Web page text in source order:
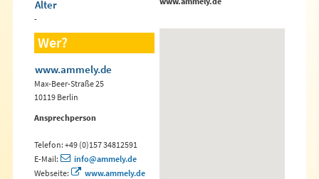
Alter
-
Wer?
www.ammely.de
Max-Beer-Straße 25
10119 Berlin
Ansprechperson
Telefon: +49 (0)157 34812591
E-Mail:
info@ammely.de
Webseite:
www.ammely.de